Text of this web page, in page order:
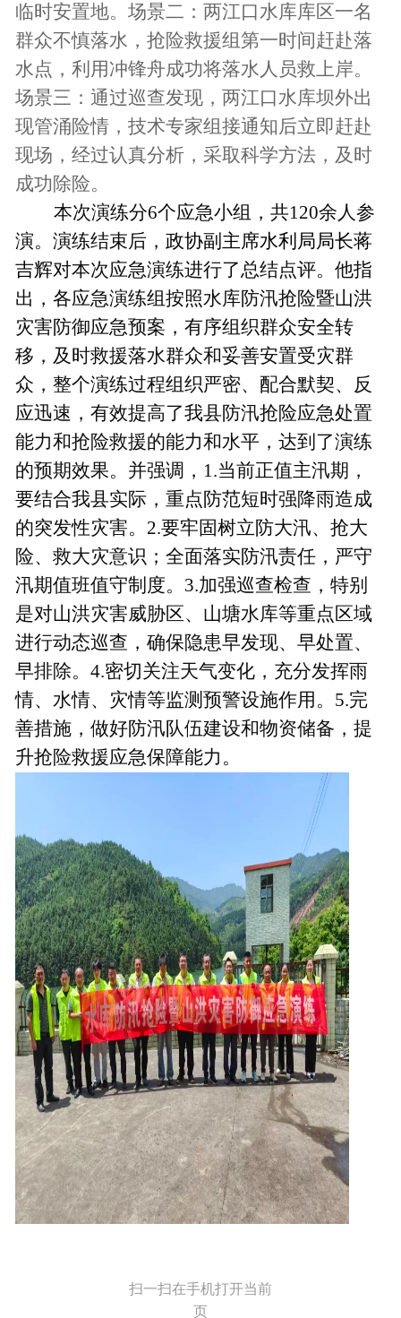
临时安置地。场景二：两江口水库库区一名
群众不慎落水， 抢险救援组第一时间赶赴落
水点 ， 利用冲锋舟成功将落水人员救上岸。
场景三：通过巡查发现，两江口水库坝外出
现管涌险情 ， 技术专家组接通知后立即赶赴
现场，经过认真分析，采取科学方法，及时
成功除险。
本次演练分6个应急小组，共120余人参
演。演练结束后， 政协副主席水利局局长蒋
吉辉对本次应急演练进行了总结点评。他指
出， 各应急演练组按照水库防汛抢险暨山洪
灾害防御应急预案，有序组织群众安全转
移，及时救援落水群众和妥善安置受灾群
众，整个演练过程组织严密、配合默契、反
应迅速， 有效提高了我县防汛抢险应急处置
能力和抢险救援的能力和水平，达到了演练
的预期效果。 并强调， 1.当前正值主汛期，
要结合我县实际，重点防范短时强降雨造成
的突发性灾害。2.要牢固树立防大汛、抢大
险、救大灾意识；全面落实防汛责任，严守
汛期值班值守制度。 3.加强巡查检查，特别
是对山洪灾害威胁区、山塘水库等重点区域
进行动态巡查，确保隐患早发现、早处置、
早排除。4.密切关注天气变化，充分发挥雨
情、水情、灾情等监测预警设施作用。5.完
善措施， 做好防汛队伍建设和物资储备， 提
升抢险救援应急保障能力。
扫一扫在手机打开当前
页